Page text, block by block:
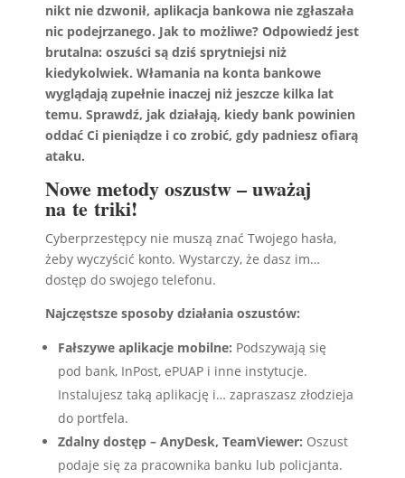
nikt nie dzwonił, aplikacja bankowa nie zgłaszała
nic podejrzanego. Jak to możliwe? Odpowiedź jest
brutalna: oszuści są dziś sprytniejsi niż
kiedykolwiek. Włamania na konta bankowe
wyglądają zupełnie inaczej niż jeszcze kilka lat
temu. Sprawdź, jak działają, kiedy bank powinien
oddać Ci pieniądze i co zrobić, gdy padniesz ofiarą
ataku.
Nowe metody oszustw – uważaj
na te triki!
Cyberprzestępcy nie muszą znać Twojego hasła,
żeby wyczyścić konto. Wystarczy, że dasz im…
dostęp do swojego telefonu.
Najczęstsze sposoby działania oszustów:
Fałszywe aplikacje mobilne: Podszywają się
pod bank, InPost, ePUAP i inne instytucje.
Instalujesz taką aplikację i… zapraszasz złodzieja
do portfela.
Zdalny dostęp – AnyDesk, TeamViewer: Oszust
podaje się za pracownika banku lub policjanta.